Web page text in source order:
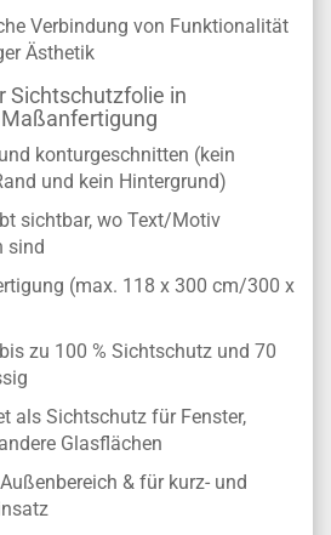
Verbindung von Funktionalität
Ästhetik
Sichtschutzfolie in
konturgeschnitten (kein
und kein Hintergrund)
sichtbar, wo Text/Motiv
sind
(max. 118 x 300 cm/300 x
zu 100 % Sichtschutz und 70
als Sichtschutz für Fenster,
Glasflächen
& für kurz- und